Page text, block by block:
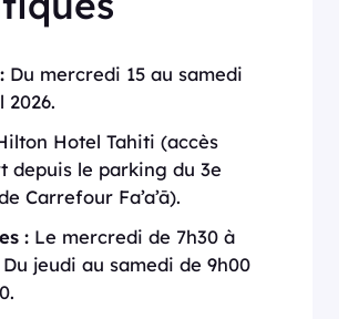
Du mercredi 15 au samedi
2026.
Hotel Tahiti (accès
depuis le parking du 3e
Carrefour Fa’a’ā).
: Le mercredi de 7h30 à
Du jeudi au samedi de 9h00